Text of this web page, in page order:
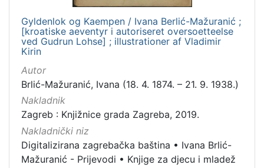
Gyldenlok og Kaempen / Ivana Berlić-Mažuranić ;
[kroatiske aeventyr i autoriseret oversoetteelse
ved Gudrun Lohse] ; illustrationer af Vladimir
Kirin
Autor
Brlić-Mažuranić, Ivana (18. 4. 1874. – 21. 9. 1938.)
Nakladnik
Zagreb : Knjižnice grada Zagreba, 2019.
Nakladnički niz
Digitalizirana zagrebačka baština • Ivana Brlić-
Mažuranić - Prijevodi • Knjige za djecu i mladež